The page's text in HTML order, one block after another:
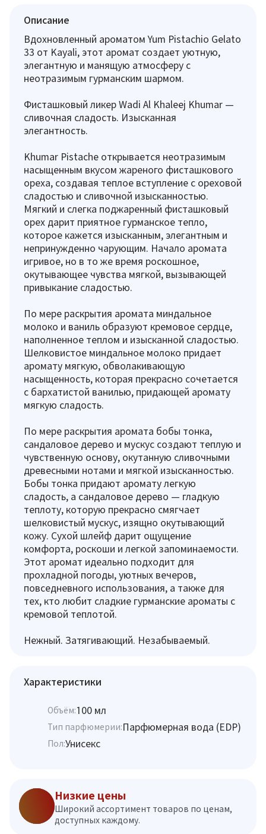
Описание
Вдохновленный ароматом Yum Pistachio Gelato
33 от Kayali, этот аромат создает уютную,
элегантную и манящую атмосферу с
неотразимым гурманским шармом.
Фисташковый ликер Wadi Al Khaleej Khumar —
сливочная сладость. Изысканная
элегантность.
Khumar Pistache открывается неотразимым
насыщенным вкусом жареного фисташкового
ореха, создавая теплое вступление с ореховой
сладостью и сливочной изысканностью.
Мягкий и слегка поджаренный фисташковый
орех дарит приятное гурманское тепло,
которое кажется изысканным, элегантным и
непринужденно чарующим. Начало аромата
игривое, но в то же время роскошное,
окутывающее чувства мягкой, вызывающей
привыкание сладостью.
По мере раскрытия аромата миндальное
молоко и ваниль образуют кремовое сердце,
наполненное теплом и изысканной сладостью.
Шелковистое миндальное молоко придает
аромату мягкую, обволакивающую
насыщенность, которая прекрасно сочетается
с бархатистой ванилью, придающей аромату
мягкую сладость.
По мере раскрытия аромата бобы тонка,
сандаловое дерево и мускус создают теплую и
чувственную основу, окутанную сливочными
древесными нотами и мягкой изысканностью.
Бобы тонка придают аромату легкую
сладость, а сандаловое дерево — гладкую
теплоту, которую прекрасно смягчает
шелковистый мускус, изящно окутывающий
кожу. Сухой шлейф дарит ощущение
комфорта, роскоши и легкой запоминаемости.
Этот аромат идеально подходит для
прохладной погоды, уютных вечеров,
повседневного использования, а также для
тех, кто любит сладкие гурманские ароматы с
кремовой теплотой.
Нежный. Затягивающий. Незабываемый.
Характеристики
Объём:100 мл
Тип парфюмерии:Парфюмерная вода (EDP)
Пол:Унисекс
Низкие цены
Широкий ассортимент товаров по ценам,
доступных каждому.